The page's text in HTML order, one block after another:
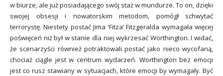
w biurze, ale już posiadającego swój staż w mundurze. To on, dzięki
swojej obsesji i nowatorskim metodom, pomógł schwytać
terrorystę. Niestety postać Jima 'Fitza’ Fitzgeralda wymagała więcej
poświęceń niż był w stanie dla niej wykrzesać Worthington. I widać,
że scenarzyści również potraktowali postać jako nieco wycofaną,
chociaż ciągle jest w centrum wydarzeń. Worthington bez emocji
jest co rusz stawiany w sytuacjach, które emocji by wymagały. Być